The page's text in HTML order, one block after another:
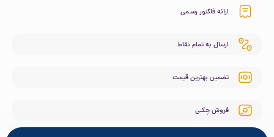
ارائه فاکتور رسـمی
ارسال به تمام نقاط
تضمین بهترین قیمت
فروش چکـی